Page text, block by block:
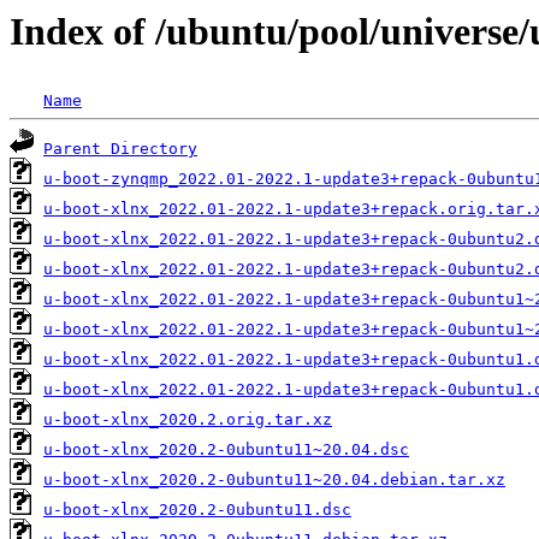
Index of /ubuntu/pool/
Name
Parent Directory
u-boot-zynqmp_2022.01-2022.1-update3+repack-
u-boot-xlnx_2022.01-2022.1-
u-boot-xlnx_2022.01-2022.1-update3+repack-
u-boot-xlnx_2022.01-2022.1-update3+repack-
u-boot-xlnx_2022.01-2022.1-update3+repack-
u-boot-xlnx_2022.01-2022.1-update3+repack-
u-boot-xlnx_2022.01-2022.1-update3+repack-
u-boot-xlnx_2022.01-2022.1-update3+repack-
u-boot-xlnx_2020.2.orig.tar.xz
u-boot-xlnx_2020.2-0ubuntu11~20.04.dsc
u-boot-xlnx_2020.2-0ubuntu11~20.04.debian.tar.xz
u-boot-xlnx_2020.2-0ubuntu11.dsc